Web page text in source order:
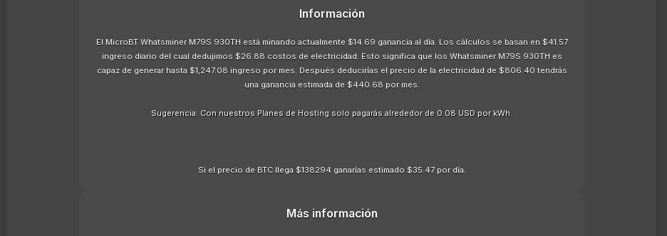
Información
El MicroBT Whatsminer M79S 930TH está minando actualmente $14.69 ganancia al día. Los cálculos se basan en $41.57
ingreso diario del cual dedujimos $26.88 costos de electricidad. Esto significa que los Whatsminer M79S 930TH es
capaz de generar hasta $1,247.08 ingreso por mes. Después deducirías el precio de la electricidad de $806.40 tendrás
una ganancia estimada de $440.68 por mes.
Sugerencia: Con nuestros Planes de Hosting solo pagarás alrededor de 0.08 USD por kWh.
Si el precio de BTC llega $138294 ganarías estimado $35.47 por día.
Más información